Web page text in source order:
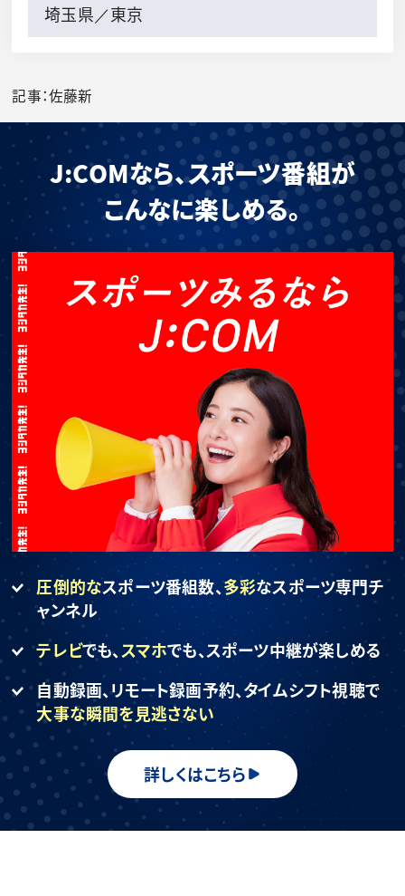
埼玉県／東京
記事：佐藤新
J:COMなら、スポーツ番組が
こんなに楽しめる。
圧倒的なスポーツ番組数、多彩なスポーツ専門チ
ャンネル
テレビでも、スマホでも、スポーツ中継が楽しめる
自動録画、リモート録画予約、タイムシフト視聴で
大事な瞬間を見逃さない
詳しくはこちら